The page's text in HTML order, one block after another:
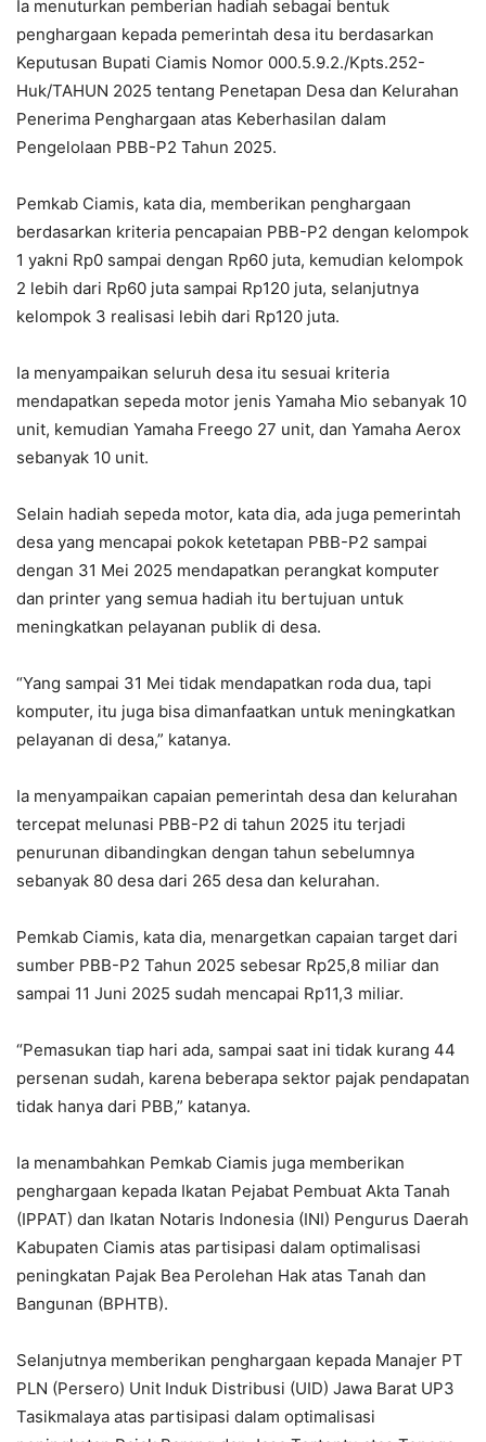
Ia menuturkan pemberian hadiah sebagai bentuk
penghargaan kepada pemerintah desa itu berdasarkan
Keputusan Bupati Ciamis Nomor 000.5.9.2./Kpts.252-
Huk/TAHUN 2025 tentang Penetapan Desa dan Kelurahan
Penerima Penghargaan atas Keberhasilan dalam
Pengelolaan PBB-P2 Tahun 2025.
Pemkab Ciamis, kata dia, memberikan penghargaan
berdasarkan kriteria pencapaian PBB-P2 dengan kelompok
1 yakni Rp0 sampai dengan Rp60 juta, kemudian kelompok
2 lebih dari Rp60 juta sampai Rp120 juta, selanjutnya
kelompok 3 realisasi lebih dari Rp120 juta.
Ia menyampaikan seluruh desa itu sesuai kriteria
mendapatkan sepeda motor jenis Yamaha Mio sebanyak 10
unit, kemudian Yamaha Freego 27 unit, dan Yamaha Aerox
sebanyak 10 unit.
Selain hadiah sepeda motor, kata dia, ada juga pemerintah
desa yang mencapai pokok ketetapan PBB-P2 sampai
dengan 31 Mei 2025 mendapatkan perangkat komputer
dan printer yang semua hadiah itu bertujuan untuk
meningkatkan pelayanan publik di desa.
“Yang sampai 31 Mei tidak mendapatkan roda dua, tapi
komputer, itu juga bisa dimanfaatkan untuk meningkatkan
pelayanan di desa,” katanya.
Ia menyampaikan capaian pemerintah desa dan kelurahan
tercepat melunasi PBB-P2 di tahun 2025 itu terjadi
penurunan dibandingkan dengan tahun sebelumnya
sebanyak 80 desa dari 265 desa dan kelurahan.
Pemkab Ciamis, kata dia, menargetkan capaian target dari
sumber PBB-P2 Tahun 2025 sebesar Rp25,8 miliar dan
sampai 11 Juni 2025 sudah mencapai Rp11,3 miliar.
“Pemasukan tiap hari ada, sampai saat ini tidak kurang 44
persenan sudah, karena beberapa sektor pajak pendapatan
tidak hanya dari PBB,” katanya.
Ia menambahkan Pemkab Ciamis juga memberikan
penghargaan kepada Ikatan Pejabat Pembuat Akta Tanah
(IPPAT) dan Ikatan Notaris Indonesia (INI) Pengurus Daerah
Kabupaten Ciamis atas partisipasi dalam optimalisasi
peningkatan Pajak Bea Perolehan Hak atas Tanah dan
Bangunan (BPHTB).
Selanjutnya memberikan penghargaan kepada Manajer PT
PLN (Persero) Unit Induk Distribusi (UID) Jawa Barat UP3
Tasikmalaya atas partisipasi dalam optimalisasi